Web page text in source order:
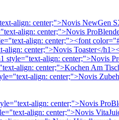
align: center;">Novis NewGen
align: center;">Novis
align: center;"><font
align: center;">Novis Toaster</
style="text-align: center;">Novis
align: center;">Kochen Am
align: center;">Novis
align: center;">Novis
align: center;">Novis